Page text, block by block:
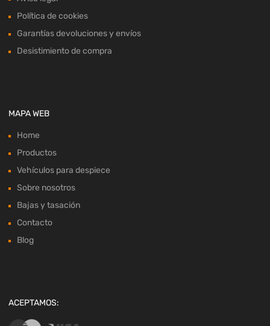
Política de cookies
Garantías devoluciones y envíos
Desistimiento de compra
MAPA WEB
Home
Productos
Vehículos para despiece
Sobre nosotros
Bajas y tasación
Contacto
Blog
ACEPTAMOS: